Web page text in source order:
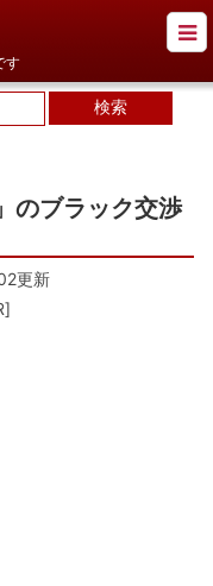
す
のブラック交渉
更新